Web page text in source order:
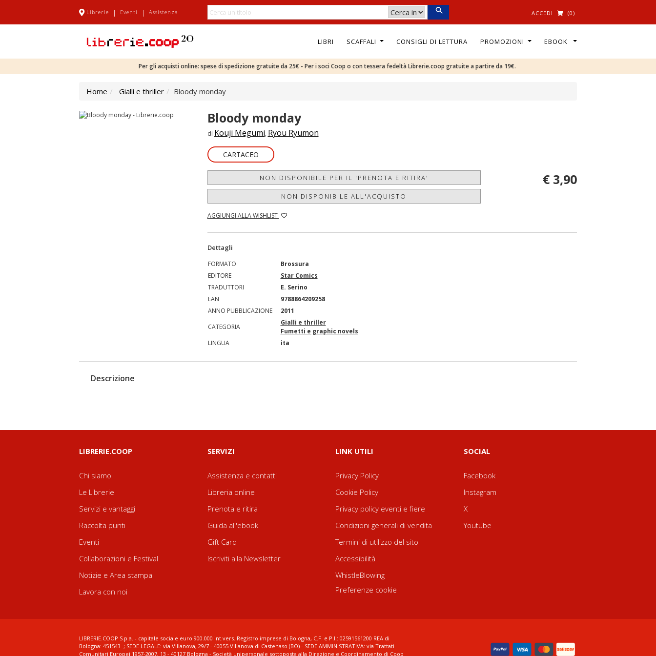
Librerie | Eventi | Assistenza ACCEDI (0)
LIBRI SCAFFALI CONSIGLI DI LETTURA PROMOZIONI EBOOK
Per gli acquisti online: spese di spedizione gratuite da 25€ - Per i soci Coop o con tessera fedeltà Librerie.coop gratuite a partire da 19€.
Home Gialli e thriller Bloody monday
Bloody monday
di Kouji Megumi, Ryou Ryumon
CARTACEO
NON DISPONIBILE PER IL 'PRENOTA E RITIRA'
NON DISPONIBILE ALL'ACQUISTO
AGGIUNGI ALLA WISHLIST
€ 3,90
Dettagli
FORMATO
Brossura
EDITORE
Star Comics
TRADUTTORI
E. Serino
EAN
9788864209258
ANNO PUBBLICAZIONE
2011
CATEGORIA
Gialli e thriller
Fumetti e graphic novels
LINGUA
ita
Descrizione
LIBRERIE.COOP
Chi siamo
Le Librerie
Servizi e vantaggi
Raccolta punti
Eventi
Collaborazioni e Festival
Notizie e Area stampa
Lavora con noi
SERVIZI
Assistenza e contatti
Libreria online
Prenota e ritira
Guida all'ebook
Gift Card
Iscriviti alla Newsletter
LINK UTILI
Privacy Policy
Cookie Policy
Privacy policy eventi e fiere
Condizioni generali di vendita
Termini di utilizzo del sito
Accessibilità
WhistleBlowing
Preferenze cookie
SOCIAL
Facebook
Instagram
X
Youtube
LIBRERIE.COOP S.p.a. - capitale sociale euro 900.000 int.vers. Registro imprese di Bologna, C.F. e P.I.: 02591561200 REA di
Bologna: 451543 ; SEDE LEGALE: via Villanova, 29/7 - 40055 Villanova di Castenaso (BO) - SEDE AMMINISTRATIVA: via Trattati
Comunitari Europei 1957-2007, 13 - 40127 Bologna - Società unipersonale sottoposta alla Direzione e Coordinamento di Coop